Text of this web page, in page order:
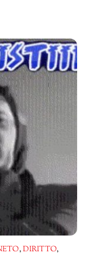
,DIRITTO,